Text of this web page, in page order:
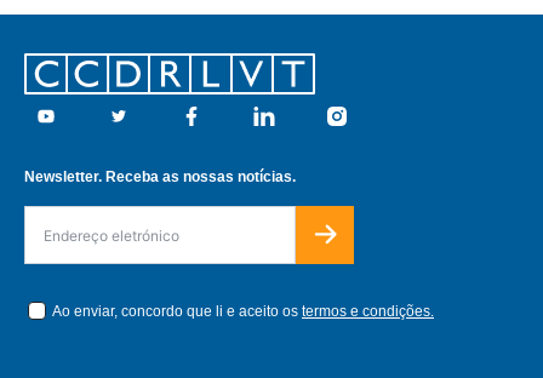
Footer
Youtube Twitter Facebook Linkedin Instagram
Newsletter. Receba as nossas notícias.
Ao enviar, concordo que li e aceito os termos e condições.